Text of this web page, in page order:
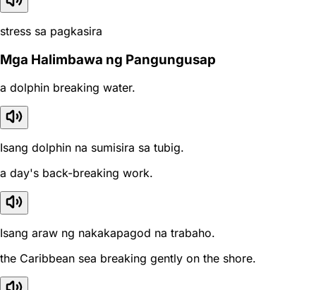
stress sa pagkasira
Mga Halimbawa ng Pangungusap
a dolphin breaking water.
Isang dolphin na sumisira sa tubig.
a day's back-breaking work.
Isang araw ng nakakapagod na trabaho.
the Caribbean sea breaking gently on the shore.